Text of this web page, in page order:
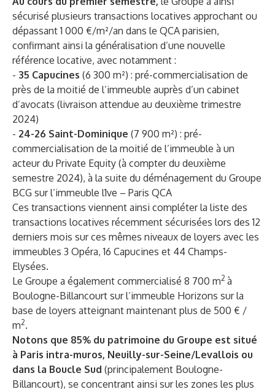
sécurisé plusieurs transactions locatives approchant ou
dépassant 1 000 €/m²/an dans le QCA parisien,
confirmant ainsi la généralisation d’une nouvelle
référence locative, avec notamment :
- 35 Capucines (6 300 m²) : pré-commercialisation de
près de la moitié de l’immeuble auprès d’un cabinet
d’avocats (livraison attendue au deuxième trimestre
2024)
- 24-26 Saint-Dominique (7 900 m²) : pré-
commercialisation de la moitié de l’immeuble à un
acteur du Private Equity (à compter du deuxième
semestre 2024), à la suite du déménagement du Groupe
BCG sur l’immeuble l1ve – Paris QCA
Ces transactions viennent ainsi compléter la liste des
transactions locatives récemment sécurisées lors des 12
derniers mois sur ces mêmes niveaux de loyers avec les
immeubles 3 Opéra, 16 Capucines et 44 Champs-
Elysées.
Le Groupe a également commercialisé 8 700 m2 à
Boulogne-Billancourt sur l’immeuble Horizons sur la
base de loyers atteignant maintenant plus de 500 € /
m2.
Notons que 85% du patrimoine du Groupe est situé
à Paris intra-muros, Neuilly-sur-Seine/Levallois ou
dans la Boucle Sud (principalement Boulogne-
Billancourt), se concentrant ainsi sur les zones les plus